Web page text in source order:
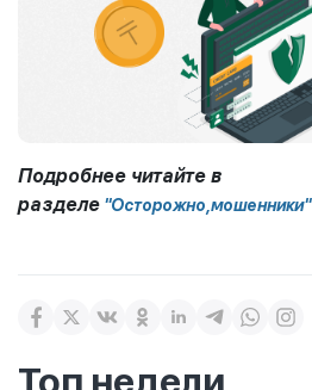
Подробнее читайте в
разделе "Осторожно,мошенники"